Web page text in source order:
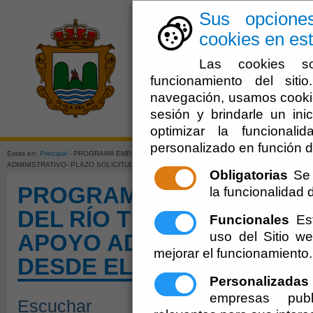
Sus
cookies en
Las cookies
funcionamiento del
navegación, usamos
sesión y brindarle un
optimizar la
personalizado en función
Obligatorias
la funcionalidad
Funcionales
uso del Sitio
mejorar el funcionamiento.
Personalizadas
empresas
El
Estas en: Principal - PROGRAMA EMPLEO Y FORMACIÓN "OLULA DEL RÍO TIC I"-BASES
ADMINISTRATIVO- PLAZO SOLICITUD DESDE EL 17-02-2022 AL 25-02-2022
PROGRAMA EMPLEO Y
DEL RÍO TIC I"-BASES
APOYO
DESDE EL 17-02-2022 AL
Escuchar